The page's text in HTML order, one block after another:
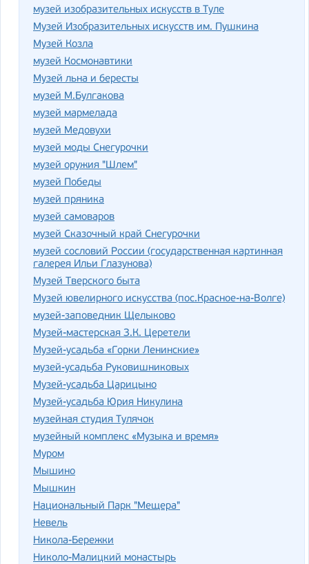
музей изобразительных искусств в Туле
Музей Изобразительных искусств им. Пушкина
Музей Козла
музей Космонавтики
Музей льна и бересты
музей М.Булгакова
музей мармелада
музей Медовухи
музей моды Снегурочки
музей оружия "Шлем"
музей Победы
музей пряника
музей самоваров
музей Сказочный край Снегурочки
музей сословий России (государственная картинная
галерея Ильи Глазунова)
Музей Тверского быта
Музей ювелирного искусства (пос.Красное-на-Волге)
музей-заповедник Щелыково
Музей-мастерская З.К. Церетели
Музей-усадьба «Горки Ленинские»
музей-усадьба Руковишниковых
Музей-усадьба Царицыно
Музей-усадьба Юрия Никулина
музейная студия Тулячок
музейный комплекс «Музыка и время»
Муром
Мышино
Мышкин
Национальный Парк "Мещера"
Невель
Никола-Бережки
Николо-Малицкий монастырь